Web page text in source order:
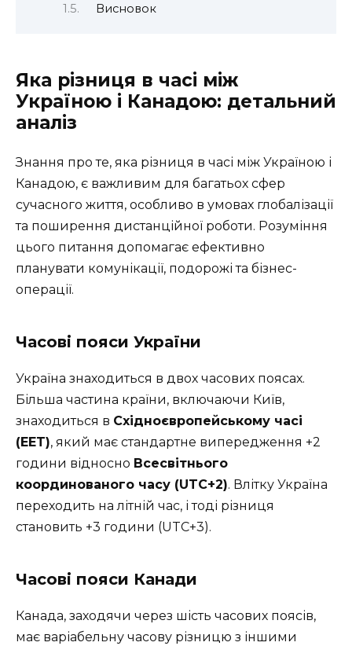
Висновок
Яка різниця в часі між
Україною і Канадою: детальний
аналіз
Знання про те, яка різниця в часі між Україною і
Канадою, є важливим для багатьох сфер
сучасного життя, особливо в умовах глобалізації
та поширення дистанційної роботи. Розуміння
цього питання допомагає ефективно
планувати комунікації, подорожі та бізнес-
операції.
Часові пояси України
Україна знаходиться в двох часових поясах.
Більша частина країни, включаючи Київ,
знаходиться в Східноєвропейському часі
(EET), який має стандартне випередження +2
години відносно Всесвітнього
координованого часу (UTC+2). Влітку Україна
переходить на літній час, і тоді різниця
становить +3 години (UTC+3).
Часові пояси Канади
Канада, заходячи через шість часових поясів,
має варіабельну часову різницю з іншими